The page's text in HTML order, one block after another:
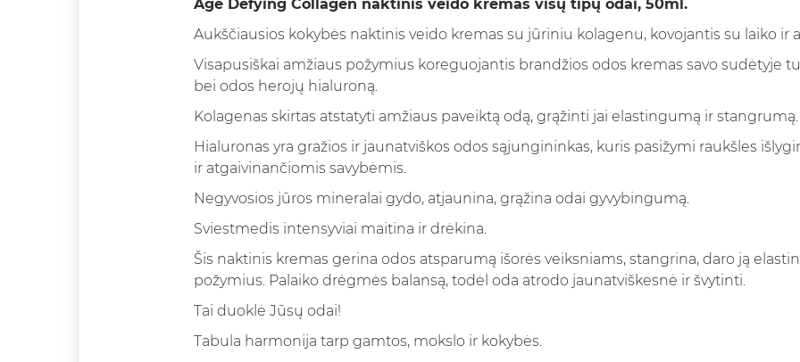
Age Defying Collagen naktinis veido kremas visų tipų odai, 50ml.
Aukščiausios kokybės naktinis veido kremas su jūriniu kolagenu, kovojantis su laiko ir
Visapusiškai amžiaus požymius koreguojantis brandžios odos kremas savo sudėtyje
bei odos herojų hialuroną.
Kolagenas skirtas atstatyti amžiaus paveiktą odą, grąžinti jai elastingumą ir stangrumą.
Hialuronas yra gražios ir jaunatviškos odos sąjungininkas, kuris pasižymi raukšles
ir atgaivinančiomis savybėmis.
Negyvosios jūros mineralai gydo, atjaunina, grąžina odai gyvybingumą.
Sviestmedis intensyviai maitina ir drėkina.
Šis naktinis kremas gerina odos atsparumą išorės veiksniams, stangrina, daro ją
požymius. Palaiko drėgmės balansą, todėl oda atrodo jaunatviškesnė ir švytinti.
Tai duoklė Jūsų odai!
Tabula harmonija tarp gamtos, mokslo ir kokybės.